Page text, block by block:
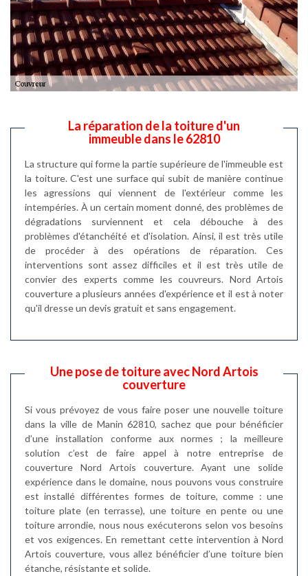
La réparation de la toiture d'un
immeuble dans le 62810
La structure qui forme la partie supérieure de l'immeuble est
la toiture. C'est une surface qui subit de manière continue
les agressions qui viennent de l'extérieur comme les
intempéries. À un certain moment donné, des problèmes de
dégradations surviennent et cela débouche à des
problèmes d'étanchéité et d'isolation. Ainsi, il est très utile
de procéder à des opérations de réparation. Ces
interventions sont assez difficiles et il est très utile de
convier des experts comme les couvreurs. Nord Artois
couverture a plusieurs années d'expérience et il est à noter
qu'il dresse un devis gratuit et sans engagement.
Une pose de toiture avec Nord Artois
couverture
Si vous prévoyez de vous faire poser une nouvelle toiture
dans la ville de Manin 62810, sachez que pour bénéficier
d’une installation conforme aux normes ; la meilleure
solution c’est de faire appel à notre entreprise de
couverture Nord Artois couverture. Ayant une solide
expérience dans le domaine, nous pouvons vous construire
est installé différentes formes de toiture, comme : une
toiture plate (en terrasse), une toiture en pente ou une
toiture arrondie, nous nous exécuterons selon vos besoins
et vos exigences. En remettant cette intervention à Nord
Artois couverture, vous allez bénéficier d’une toiture bien
étanche, résistante et solide.